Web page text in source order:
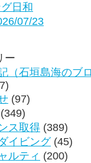
日和
07/23
ー
（石垣島海のブロ
(97)
(349)
ス取得 (389)
イビング(45)
ルティ (200)